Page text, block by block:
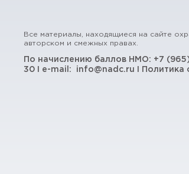
Все материалы, находящиеся на сайте
авторском и смежных правах.
По начислению баллов НМО: +7
30 I e-mail: info@nadc.ru Политика